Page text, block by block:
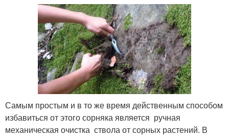
Борьба с затемнением
Самым простым и в то же время действенным способом
избавиться от этого сорняка является ручная
механическая очистка ствола от сорных растений. В